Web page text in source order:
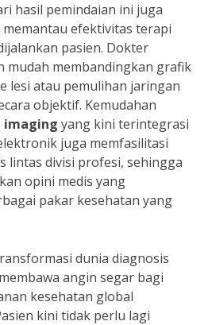
hasil pemindaian ini juga
efektivitas terapi
pasien. Dokter
mudah membandingkan grafik
lesi atau pemulihan jaringan
objektif. Kemudahan
imaging yang kini terintegrasi
juga memfasilitasi
lintas divisi profesi, sehingga
opini medis yang
pakar kesehatan yang
dunia diagnosis
angin segar bagi
kesehatan global
kini tidak perlu lagi